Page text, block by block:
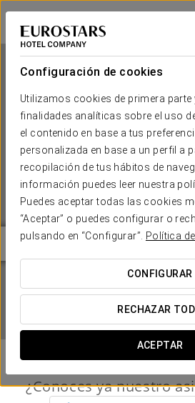
Configuración de cookies
Utilizamos cookies de primera parte
finalidades analíticas sobre el uso
el contenido en base a tus
personalizada en base a un perfil a
recopilación de tus hábitos de
información puedes leer nuestra
Puedes aceptar todas las cookies
“Aceptar” o puedes configurar o
pulsando en “Configurar”.
Política
CONFIGURAR
RECHAZAR
ACEPTAR
Eurostars Langford
MIAMI
Eurostars
MIAMI
¿CUÁNDO QUIERES IR?
¿Conoces ya nuestro